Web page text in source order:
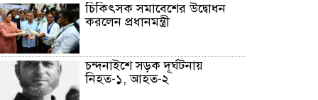
চিকিৎসক সমাবেশের উদ্বোধন
করলেন প্রধানমন্ত্রী
চন্দনাইশে সড়ক দূর্ঘটনায়
নিহত-১, আহত-২